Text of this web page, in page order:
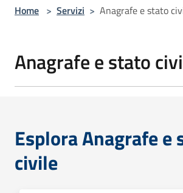
Home > Servizi > Anagrafe e stato
Anagrafe e stato
Esplora Anagrafe e
civile